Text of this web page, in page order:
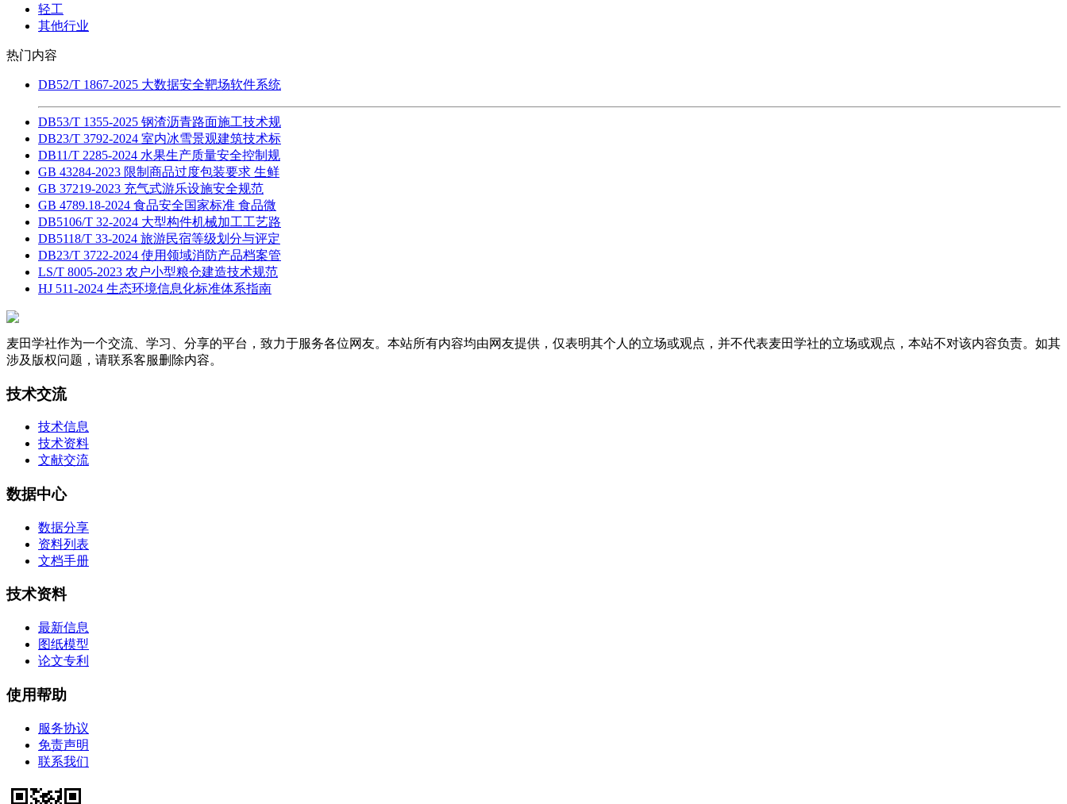
轻工
其他行业
热门内容
DB52/T 1867-2025 大数据安全靶场软件系统
DB53/T 1355-2025 钢渣沥青路面施工技术规
DB23/T 3792-2024 室内冰雪景观建筑技术标
DB11/T 2285-2024 水果生产质量安全控制规
GB 43284-2023 限制商品过度包装要求 生鲜
GB 37219-2023 充气式游乐设施安全规范
GB 4789.18-2024 食品安全国家标准 食品微
DB5106/T 32-2024 大型构件机械加工工艺路
DB5118/T 33-2024 旅游民宿等级划分与评定
DB23/T 3722-2024 使用领域消防产品档案管
LS/T 8005-2023 农户小型粮仓建造技术规范
HJ 511-2024 生态环境信息化标准体系指南
麦田学社作为一个交流、学习、分享的平台，致力于服务各位网友。本站所有内容均由网友提供，仅表明其个人的立场或观点，并不代表麦田学社的立场或观点，本站不对该内容负责。如其
涉及版权问题，请联系客服删除内容。
技术交流
技术信息
技术资料
文献交流
数据中心
数据分享
资料列表
文档手册
技术资料
最新信息
图纸模型
论文专利
使用帮助
服务协议
免责声明
联系我们